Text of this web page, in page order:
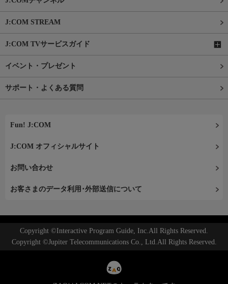
J:COM STREAM
J:COM TVサービスガイド
イベント・プレゼント
サポート・よくある質問
Fun! J:COM
J:COM オフィシャルサイト
お問い合わせ
お客さまのデータ利用･外部送信について
Copyright ©Interactive Program Guide, Inc.All Rights Reserved.
Copyright ©Jupiter Telecommunications Co., Ltd.All Rights Reserved.